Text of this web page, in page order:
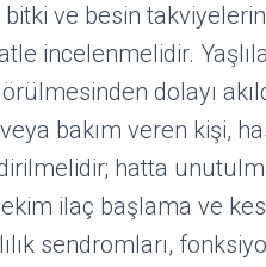
ve besin
incelenmelidir.
dolayı
bakım veren kişi,
hatta
ilaç başlama ve
sendromları,